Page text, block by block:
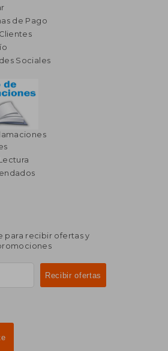
de Pago
Sociales
para recibir ofertas y